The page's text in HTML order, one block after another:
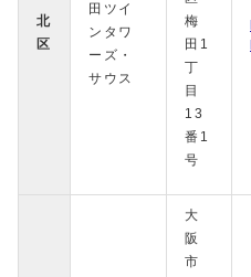
北
区
田ツイ
ンタワ
ーズ・
サウス
梅
田1
丁
目
13
番1
号
大
阪
市